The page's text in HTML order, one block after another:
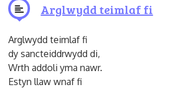
Arglwydd teimlaf fi
Arglwydd teimlaf fi
dy sancteiddrwydd di,
Wrth addoli yma nawr.
Estyn llaw wnaf fi